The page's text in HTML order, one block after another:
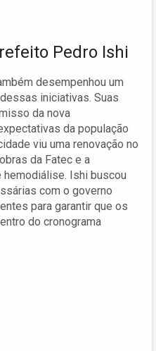
Pedro Ishi
desempenhou um
iniciativas. Suas
da nova
da população
viu uma renovação no
da Fatec e a
Ishi buscou
com o governo
para garantir que os
do cronograma